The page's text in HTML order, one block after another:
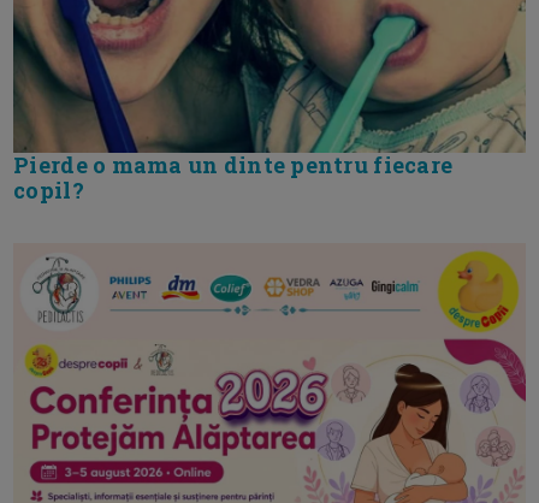
Pierde o mama un dinte pentru fiecare
copil?